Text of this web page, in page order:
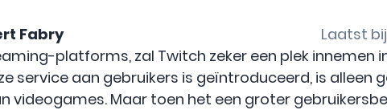
Fabry
Laatst
platforms, zal Twitch zeker een plek innemen
service aan gebruikers is geïntroduceerd, is alleen
videogames. Maar toen het een groter